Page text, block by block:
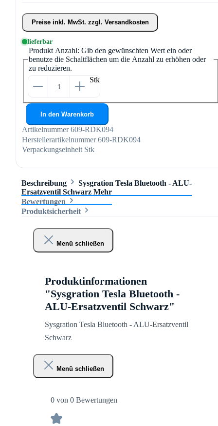
Preise inkl. MwSt. zzgl. Versandkosten
lieferbar
Produkt Anzahl: Gib den gewünschten Wert ein oder
benutze die Schaltflächen um die Anzahl zu erhöhen oder
zu reduzieren.
Stk
In den Warenkorb
Artikelnummer 609-RDK094
Herstellerartikelnummer 609-RDK094
Verpackungseinheit Stk
Beschreibung
Sysgration Tesla Bluetooth - ALU-
Ersatzventil Schwarz Mehr
Bewertungen
Produktsicherheit
Menü schließen
Produktinformationen
"Sysgration Tesla Bluetooth -
ALU-Ersatzventil Schwarz"
Sysgration Tesla Bluetooth - ALU-Ersatzventil
Schwarz
Menü schließen
0 von 0 Bewertungen